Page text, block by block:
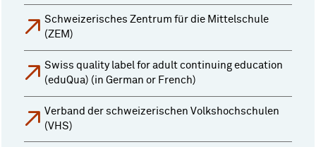
Schweizerisches Zentrum für die Mittelschule
(ZEM)
Swiss quality label for adult continuing education
(eduQua) (in German or French)
Verband der schweizerischen Volkshochschulen
(VHS)